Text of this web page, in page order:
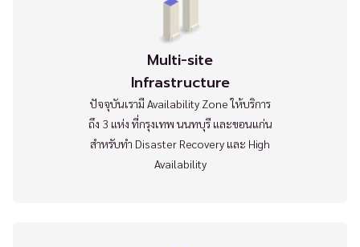
Multi-site
Infrastructure
ปัจจุบันเรามี Availability Zone ให้บริการ
ถึง 3 แห่ง ที่กรุงเทพ นนทบุรี และขอนแก่น
สำหรับทำ Disaster Recovery และ High
Availability